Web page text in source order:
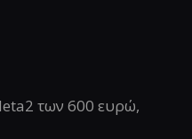
των 600 ευρώ,